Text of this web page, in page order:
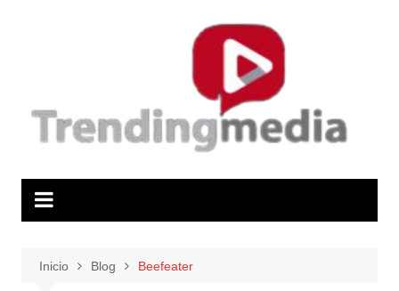
Inicio Blog Beefeater